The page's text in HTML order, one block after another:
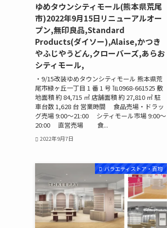
ゆめタウンシティモール(熊本県荒尾
市)2022年9月15日リニューアルオー
プン,無印良品,Standard
Products(ダイソー),Alaise,かつき
やふじやうどん,クローバーズ,あらお
シティモール,
・9/15改装ゆめタウンシティモール 熊本県荒
尾市緑ヶ丘一丁目 1 番 1 号 ℡0968-661525 敷
地面積 約 84,715 ㎡ 店舗面積 約 27,810 ㎡ 駐
車台数 1,628 台 営業時間 食品売場・ドラッ
グ売場 9:00～21:00 シティモール市場 9:00～
20:00 直営売場 食...
2022年9月7日
バラエティストア・百均